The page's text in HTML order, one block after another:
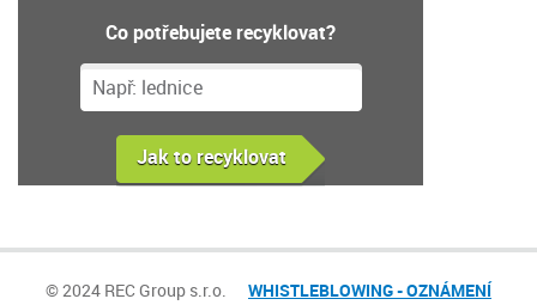
Co potřebujete recyklovat?
© 2024 REC Group s.r.o. WHISTLEBLOWING - OZNÁMENÍ